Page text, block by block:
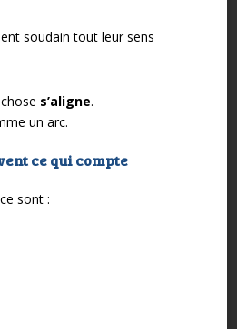
soudain tout leur sens
s’aligne.
un arc.
ce qui compte
sont :